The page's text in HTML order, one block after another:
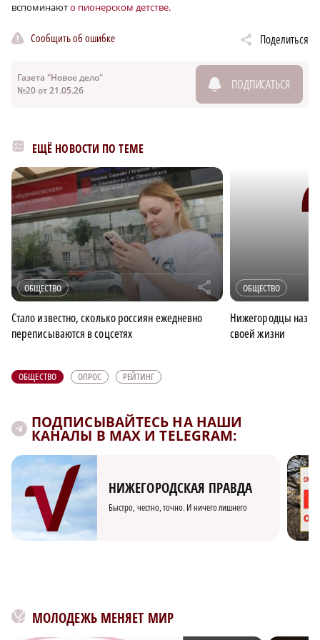
вспоминаюто пионерском детстве.
Сообщить об ошибке Поделиться
Газета "Новое дело"
№20 от 21.05.26
ПОДПИСАТЬСЯ
ЕЩЁ НОВОСТИ ПО ТЕМЕ
ОБЩЕСТВО r
Стало известно, сколько россиян ежедневно
переписываются в соцсетях
ОБЩЕСТВО
Нижегородцы
своей жизни
ОБЩЕСТВО ОПРОС РЕЙТИНГ
ПОДПИСЫВАЙТЕСЬ НА НАШИ
КАНАЛЫ В MAX И TELEGRAM:
НИЖЕГОРОДСКАЯ ПРАВДА
Быстро, честно, точно. И ничего лишнего
МОЛОДЕЖЬ МЕНЯЕТ МИР